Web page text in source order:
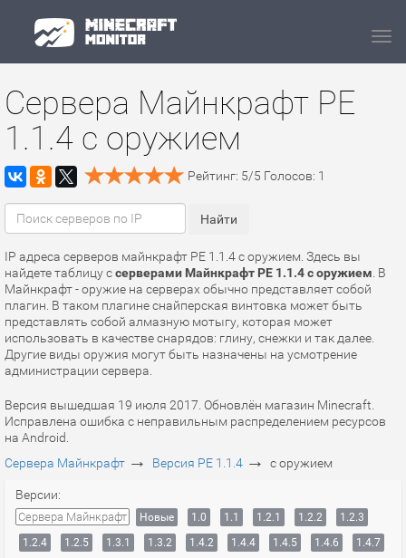
Сервера Майнкрафт PE
1.1.4 с оружием
Рейтинг: 5/5 Голосов: 1
IP адреса серверов майнкрафт PE 1.1.4 с оружием. Здесь вы
найдете таблицу ссерверами Майнкрафт PE 1.1.4 с оружием . В
Майнкрафт - оружие на серверах обычно представляет собой
плагин. В таком плагине снайперская винтовка может быть
представлять собой алмазную мотыгу, которая может
использовать в качестве снарядов: глину, снежки и так далее.
Другие виды оружия могут быть назначены на усмотрение
администрации сервера.
Версия вышедшая 19 июля 2017. Обновлён магазин Minecraft.
Исправлена ошибка с неправильным распределением ресурсов
на Android.
Сервера Майнкрафт → Версия PE 1.1.4 → с оружием
Версии:
Сервера Майнкрафт Новые 1.0 1.1 1.2.1 1.2.2
1.2.3
1.2.4
1.2.5 1.3.1 1.3.2 1.4.2 1.4.4 1.4.5 1.4.6
1.4.7